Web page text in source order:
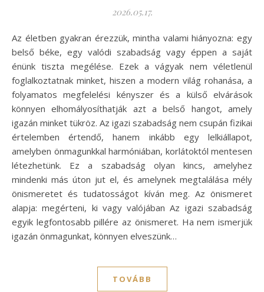
2026.05.17.
Az életben gyakran érezzük, mintha valami hiányozna: egy
belső béke, egy valódi szabadság vagy éppen a saját
énünk tiszta megélése. Ezek a vágyak nem véletlenül
foglalkoztatnak minket, hiszen a modern világ rohanása, a
folyamatos megfelelési kényszer és a külső elvárások
könnyen elhomályosíthatják azt a belső hangot, amely
igazán minket tükröz. Az igazi szabadság nem csupán fizikai
értelemben értendő, hanem inkább egy lelkiállapot,
amelyben önmagunkkal harmóniában, korlátoktól mentesen
létezhetünk. Ez a szabadság olyan kincs, amelyhez
mindenki más úton jut el, és amelynek megtalálása mély
önismeretet és tudatosságot kíván meg. Az önismeret
alapja: megérteni, ki vagy valójában Az igazi szabadság
egyik legfontosabb pillére az önismeret. Ha nem ismerjük
igazán önmagunkat, könnyen elveszünk…
TOVÁBB